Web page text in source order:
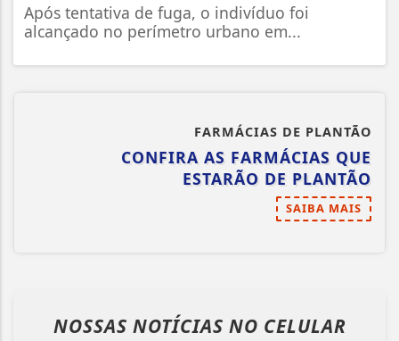
Após tentativa de fuga, o indivíduo foi
alcançado no perímetro urbano em...
FARMÁCIAS DE PLANTÃO
CONFIRA AS FARMÁCIAS QUE
ESTARÃO DE PLANTÃO
SAIBA MAIS
NOSSAS NOTÍCIAS NO CELULAR